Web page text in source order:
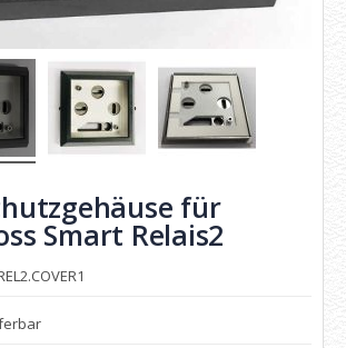
für
Smart Relais2